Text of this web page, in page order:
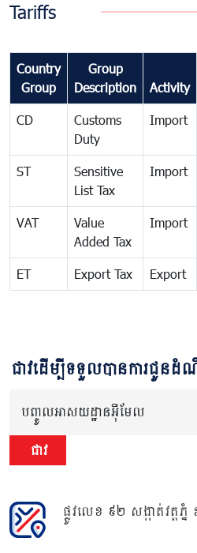
Tariffs
Country
Group
Group
Description
Activity
CD
Customs
Duty
Import
ST
Sensitive
List Tax
Import
VAT
Value
Added Tax
Import
ET Export Tax Export
ជាវដើម្បីទទួលបានការជូនដំ
បញ្ចូលអាសយដ្ឋានអ៊ីមែល
ជាវ
ផ្លូវលេខ ៩២ សង្កាត់វត្តភ្